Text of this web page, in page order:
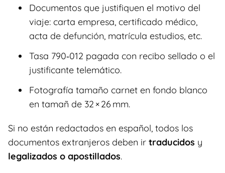
Documentos que justifiquen el motivo del
viaje: carta empresa, certificado médico,
acta de defunción, matrícula estudios, etc.
Tasa 790‑012 pagada con recibo sellado o el
justificante telemático.
Fotografía tamaño carnet en fondo blanco
en tamañ de 32 × 26 mm.
Si no están redactados en español, todos los
documentos extranjeros deben ir traducidos y
legalizados o apostillados.